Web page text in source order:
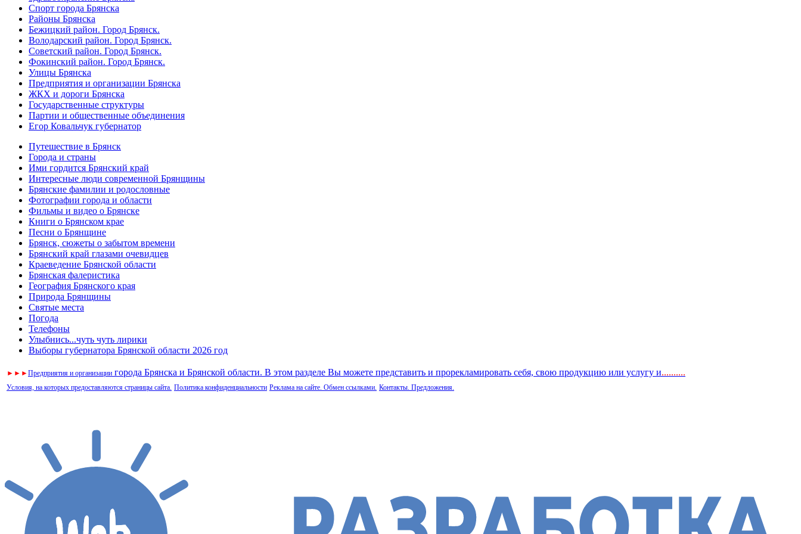
Спорт города Брянска
Районы Брянска
Бежицкий район. Город Брянск.
Володарский район. Город Брянск.
Советский район. Город Брянск.
Фокинский район. Город Брянск.
Улицы Брянска
Предприятия и организации Брянска
ЖКХ и дороги Брянска
Государственные структуры
Партии и общественные объединения
Егор Ковальчук губернатор
Путешествие в Брянск
Города и страны
Ими гордится Брянский край
Интересные люди современной Брянщины
Брянские фамилии и родословные
Фотографии города и области
Фильмы и видео о Брянске
Книги о Брянском крае
Песни о Брянщине
Брянск, сюжеты о забытом времени
Брянский край глазами очевидцев
Краеведение Брянской области
Брянская фалеристика
География Брянского края
Природа Брянщины
Святые места
Погода
Телефоны
Улыбнись...чуть чуть лирики
Выборы губернатора Брянской области 2026 год
► ► ►Предприятия и организации города Брянска и Брянской области. В этом разделе Вы можете представить и прорекламировать себя, свою продукцию или услугу и..........
Условия, на которых предоставляются страницы сайта. Политика конфиденциальности Реклама на сайте. Обмен ссылками. Контакты. Предложения.